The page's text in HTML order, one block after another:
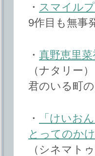
・ スマイル
9作目も無事
・ 真野恵里
（ナタリー）
君のいる町
・
「けいお
とってのか
（シネマト